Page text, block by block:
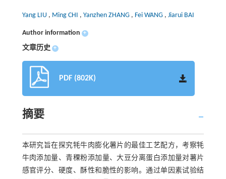
Yang LIU , Ming CHI , Yanzhen ZHANG , Fei WANG , Jiarui BAI
Author information +
文章历史 +
PDF (802K)
摘要
本研究旨在探究牦牛肉膨化薯片的最佳工艺配方，考察牦
牛肉添加量、青稞粉添加量、大豆分离蛋白添加量对薯片
感官评分、硬度、酥性和脆性的影响。通过单因素试验结